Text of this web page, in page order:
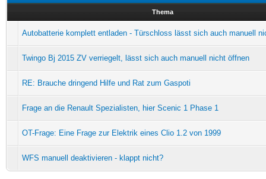
Thema
Autobatterie komplett entladen - Türschloss lässt sich auch manuell
Twingo Bj 2015 ZV verriegelt, lässt sich auch manuell nicht öffnen
RE: Brauche dringend Hilfe und Rat zum Gaspoti
Frage an die Renault Spezialisten, hier Scenic 1 Phase 1
OT-Frage: Eine Frage zur Elektrik eines Clio 1.2 von 1999
WFS manuell deaktivieren - klappt nicht?